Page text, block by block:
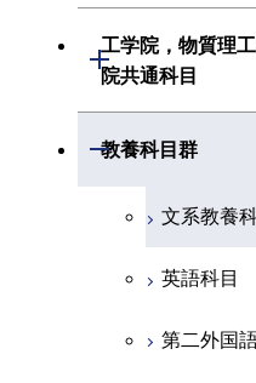
共通専門
初年次専
創造プロ
共通専門
初年次専
創造プロ
共通専門科
創造プロ
共通専門科
建築学系
融合理工学
初年次専門
創造プロ
共通専門
工学院，物質理
院共通科目
開閉
工学院，
教養科目群
開閉
文系教養
英語科目
第二外国